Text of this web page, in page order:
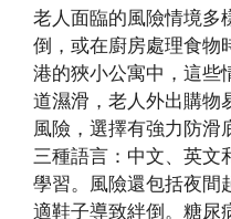
老人面臨的風險情境多
倒，或在廚房處理食物
港的狹小公寓中，這些
道濕滑，老人外出購物
風險，選擇有強力防滑
三種語言：中文、英文
學習。風險還包括夜間
適鞋子導致絆倒。糖尿